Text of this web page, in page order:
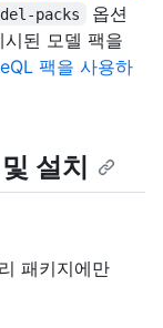
packs
옵션
된 모델 팩을
팩을 사용하
설치
패키지에만